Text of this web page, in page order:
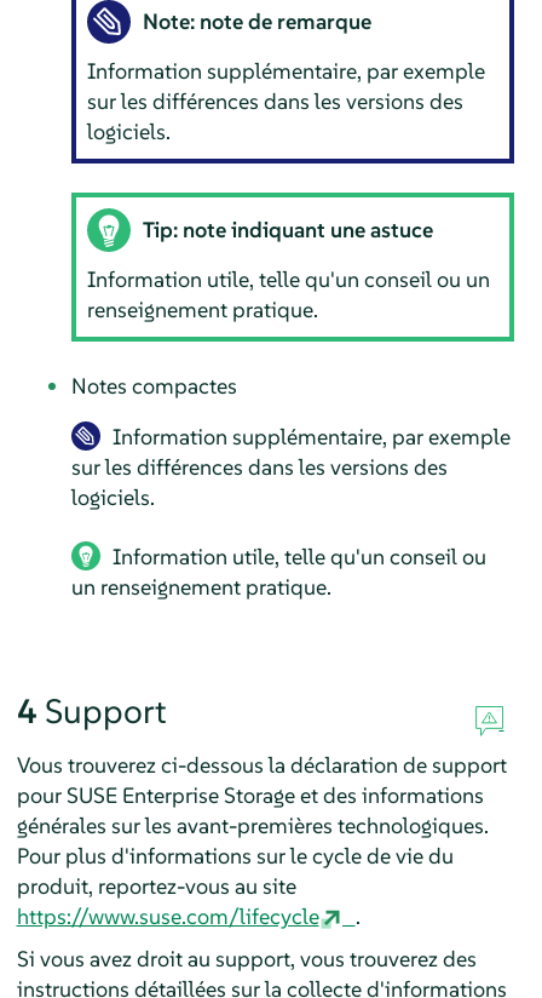
Note: note de remarque
Information supplémentaire, par exemple
sur les différences dans les versions des
logiciels.
Tip: note indiquant une astuce
Information utile, telle qu'un conseil ou un
renseignement pratique.
Notes compactes
Information supplémentaire, par exemple
sur les différences dans les versions des
logiciels.
Information utile, telle qu'un conseil ou
un renseignement pratique.
4 Support
Vous trouverez ci-dessous la déclaration de support
pour SUSE Enterprise Storage et des informations
générales sur les avant-premières technologiques.
Pour plus d'informations sur le cycle de vie du
produit, reportez-vous au site
https://www.suse.com/lifecycle
.
Si vous avez droit au support, vous trouverez des
instructions détaillées sur la collecte d'informations